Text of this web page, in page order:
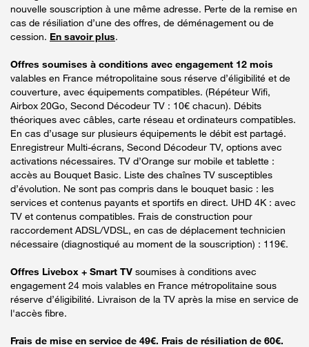
nouvelle souscription à une même adresse. Perte de la remise en
cas de résiliation d’une des offres, de déménagement ou de
cession. En savoir plus.
Offres soumises à conditions avec engagement 12 mois
valables en France métropolitaine sous réserve d’éligibilité et de
couverture, avec équipements compatibles. (Répéteur Wifi,
Airbox 20Go, Second Décodeur TV : 10€ chacun). Débits
théoriques avec câbles, carte réseau et ordinateurs compatibles.
En cas d’usage sur plusieurs équipements le débit est partagé.
Enregistreur Multi-écrans, Second Décodeur TV, options avec
activations nécessaires. TV d’Orange sur mobile et tablette :
accès au Bouquet Basic. Liste des chaînes TV susceptibles
d’évolution. Ne sont pas compris dans le bouquet basic : les
services et contenus payants et sportifs en direct. UHD 4K : avec
TV et contenus compatibles. Frais de construction pour
raccordement ADSL/VDSL, en cas de déplacement technicien
nécessaire (diagnostiqué au moment de la souscription) : 119€.
Offres Livebox + Smart TV soumises à conditions avec
engagement 24 mois valables en France métropolitaine sous
réserve d’éligibilité. Livraison de la TV après la mise en service de
l'accès fibre.
Frais de mise en service de 49€. Frais de résiliation de 60€.